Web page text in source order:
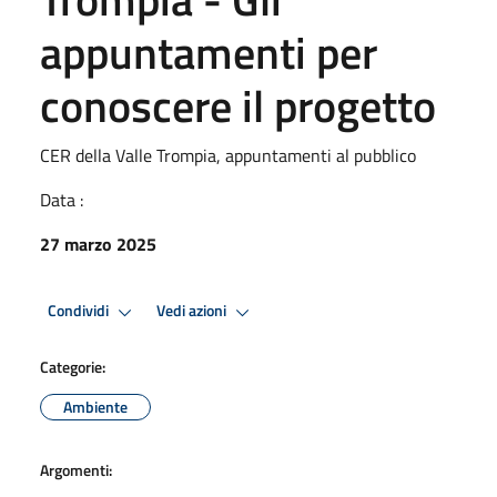
appuntamenti per
conoscere il progetto
CER della Valle Trompia, appuntamenti al pubblico
Data :
27 marzo 2025
Condividi Vedi azioni
Categorie:
Ambiente
Argomenti: